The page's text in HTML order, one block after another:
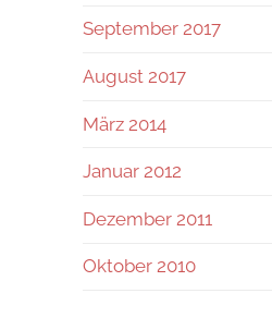
September 2017
August 2017
März 2014
Januar 2012
Dezember 2011
Oktober 2010